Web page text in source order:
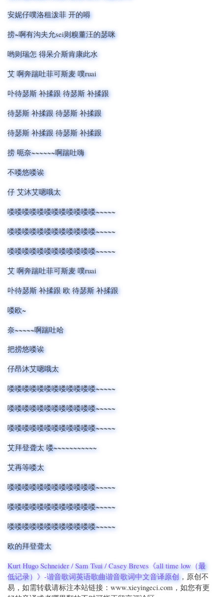
安妮仔噗洛租泼菲 开的嘚
捞~啊有沟夫允sei则糗董汪的瑟咪
哟则瑞怎 得呆介斯肯康此水
艾 啊奔踹吐菲可斯麦 噗ruai
卟待瑟斯 补揉跟 待瑟斯 补揉跟
待瑟斯 补揉跟 待瑟斯 补揉跟
待瑟斯 补揉跟 待瑟斯 补揉跟
捞 呃奈~~~~~~啊踹吐嗨
不喽悠喽诶
仔 艾沐艾嗯哦太
喽喽喽喽喽喽喽喽喽喽喽喽~~~~~
喽喽喽喽喽喽喽喽喽喽喽喽~~~~~
喽喽喽喽喽喽喽喽喽喽喽喽~~~~~
艾 啊奔踹吐菲可斯麦 噗ruai
卟待瑟斯 补揉跟 欧 待瑟斯 补揉跟
喽欧~
奈~~~~~啊踹吐哈
把捞悠喽诶
仔昂沐艾嗯哦太
喽喽喽喽喽喽喽喽喽喽喽喽~~~~~
喽喽喽喽喽喽喽喽喽喽喽喽~~~~~
喽喽喽喽喽喽喽喽喽喽喽喽~~~~~
艾拜登聋太 喽~~~~~~~~~~~
艾再等喽太
喽喽喽喽喽喽喽喽喽喽喽喽~~~~~
喽喽喽喽喽喽喽喽喽喽喽喽~~~~~
喽喽喽喽喽喽喽喽喽喽喽喽~~~~~
欧的拜登聋太
Kurt Hugo Schneider / Sam Tsui / Casey Breves《all time low（最
低记录）》-谐音歌词英语歌曲谐音歌词中文音译原创，原创不
易，如需转载请标注本站链接：www.xieyingeci.com，如您有更